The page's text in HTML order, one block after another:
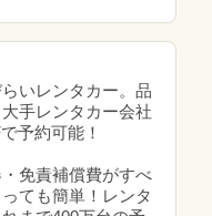
いレンタカー。品
手レンタカー会社
予約可能！
免責補償費がすべ
ても簡単！レンタ